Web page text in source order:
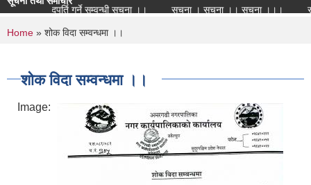
करारमा पदपूर्ति गर्ने सम्वन्धी सूचना ।।
सूचना । सूचना ।। सूचना ।।।
You are here
Home » शोक विदा सम्वन्धमा ।।
शोक विदा सम्वन्धमा ।।
Image: